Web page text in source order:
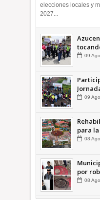
elecciones locales y
2027...
Violeta
09 Ago
09 Ago
para
08 Ago
por
08 Ago